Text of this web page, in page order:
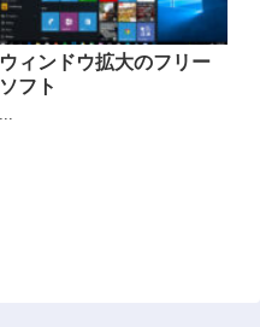
ウィンドウ拡大のフリー
ソフト